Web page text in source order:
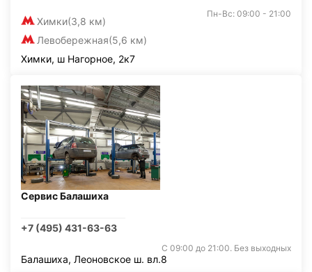
Химки(3,8 км)
Левобережная(5,6 км)
Пн-Вс: 09:00 - 21:00
Химки, ш Нагорное, 2к7
Сервис Балашиха
+7 (495) 431-63-63
С 09:00 до 21:00. Без выходных
Балашиха, Леоновское ш. вл.8